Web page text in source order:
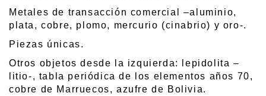
Metales de transacción comercial –aluminio,
plata, cobre, plomo, mercurio (cinabrio) y oro-.
Piezas únicas.
Otros objetos desde la izquierda: lepidolita –
litio-, tabla periódica de los elementos años 70,
cobre de Marruecos, azufre de Bolivia.